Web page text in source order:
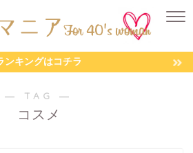
ンキングはコチラ
― TAG ―
コスメ